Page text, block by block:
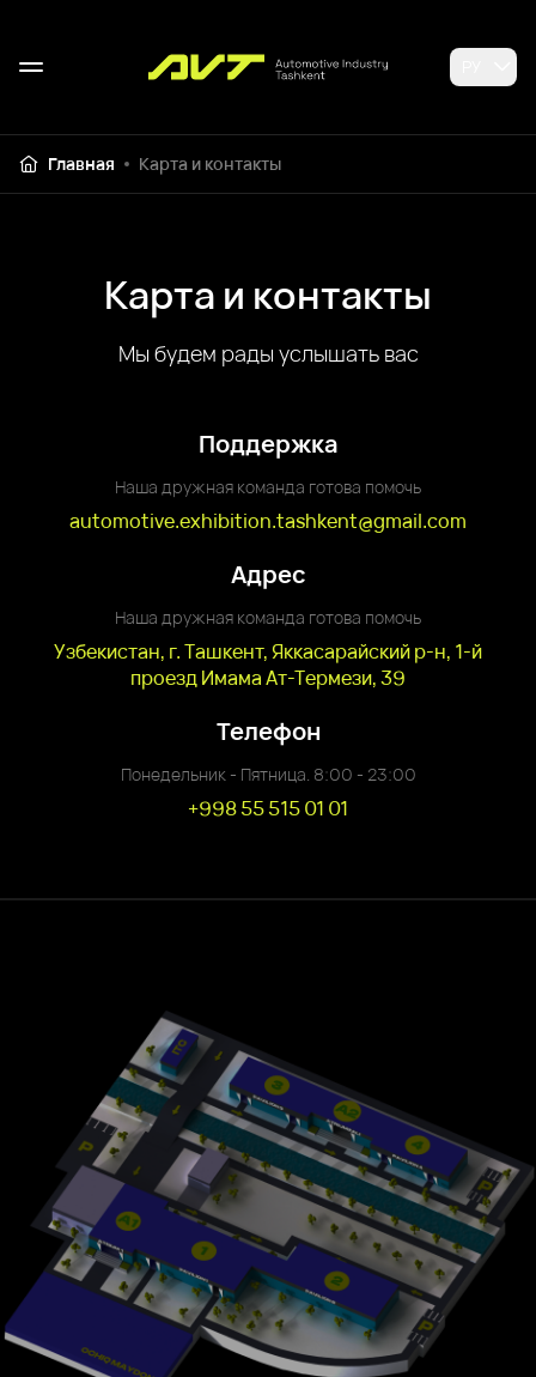
Главная Карта и контакты
Карта и контакты
Мы будем рады услышать вас
Поддержка
Наша дружная команда готова помочь
automotive.exhibition.tashkent@gmail.com
Адрес
Наша дружная команда готова помочь
Узбекистан, г. Ташкент, Яккасарайский р-н, 1-й
проезд Имама Ат-Термези, 39
Телефон
Понедельник - Пятница. 8:00 - 23:00
+998 55 515 01 01